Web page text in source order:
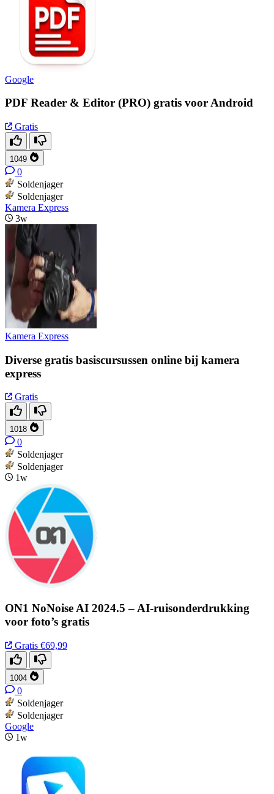
Google
PDF Reader & Editor (PRO) gratis voor Android
Gratis
1049
0
Soldenjager
Soldenjager
Kamera Express
3w
Kamera Express
Diverse gratis basiscursussen online bij kamera
express
Gratis
1018
0
Soldenjager
Soldenjager
1w
ON1 NoNoise AI 2024.5 – AI-ruisonderdrukking
voor foto’s gratis
Gratis €69,99
1004
0
Soldenjager
Soldenjager
Google
1w